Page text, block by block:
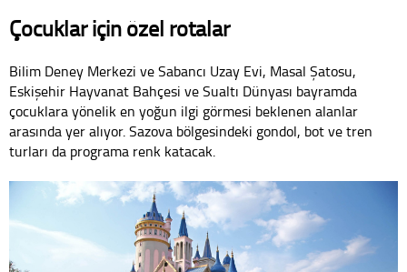
Çocuklar için özel rotalar
Bilim Deney Merkezi ve Sabancı Uzay Evi, Masal Şatosu,
Eskişehir Hayvanat Bahçesi ve Sualtı Dünyası bayramda
çocuklara yönelik en yoğun ilgi görmesi beklenen alanlar
arasında yer alıyor. Sazova bölgesindeki gondol, bot ve tren
turları da programa renk katacak.